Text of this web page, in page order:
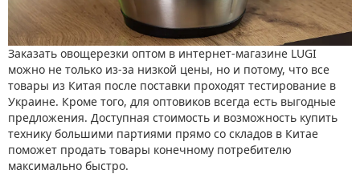
Заказать овощерезки оптом в интернет-магазине LUGI
можно не только из-за низкой цены, но и потому, что все
товары из Китая после поставки проходят тестирование в
Украине. Кроме того, для оптовиков всегда есть выгодные
предложения. Доступная стоимость и возможность купить
технику большими партиями прямо со складов в Китае
поможет продать товары конечному потребителю
максимально быстро.